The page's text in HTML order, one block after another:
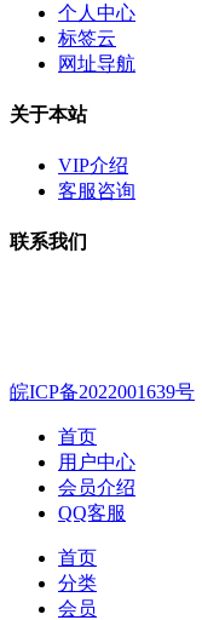
个人中心
标签云
网址导航
关于本站
VIP介绍
客服咨询
联系我们
皖ICP备2022001639号
首页
用户中心
会员介绍
QQ客服
首页
分类
会员